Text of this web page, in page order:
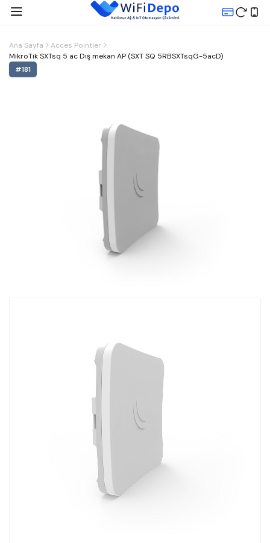
Ana Sayfa
Acces Pointler
MikroTik SXTsq 5 ac Dış mekan AP (SXT SQ 5RBSXTsqG-5acD)
#181